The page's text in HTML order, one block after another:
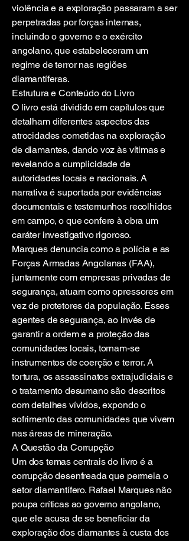
violência e a exploração passaram a ser
perpetradas por forças internas,
incluindo o governo e o exército
angolano, que estabeleceram um
regime de terror nas regiões
diamantíferas.
Estrutura e Conteúdo do Livro
O livro está dividido em capítulos que
detalham diferentes aspectos das
atrocidades cometidas na exploração
de diamantes, dando voz às vítimas e
revelando a cumplicidade de
autoridades locais e nacionais. A
narrativa é suportada por evidências
documentais e testemunhos recolhidos
em campo, o que confere à obra um
caráter investigativo rigoroso.
Marques denuncia como a polícia e as
Forças Armadas Angolanas (FAA),
juntamente com empresas privadas de
segurança, atuam como opressores em
vez de protetores da população. Esses
agentes de segurança, ao invés de
garantir a ordem e a proteção das
comunidades locais, tornam-se
instrumentos de coerção e terror. A
tortura, os assassinatos extrajudiciais e
o tratamento desumano são descritos
com detalhes vívidos, expondo o
sofrimento das comunidades que vivem
nas áreas de mineração.
A Questão da Corrupção
Um dos temas centrais do livro é a
corrupção desenfreada que permeia o
setor diamantífero. Rafael Marques não
poupa críticas ao governo angolano,
que ele acusa de se beneficiar da
exploração dos diamantes à custa dos